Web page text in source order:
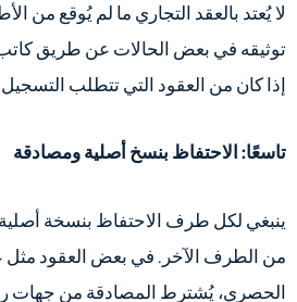
لا يُعتد بالعقد التجاري ما لم يُوقع من
توثيقه في بعض الحالات عن طريق
إذا كان من العقود التي تتطلب
تاسعًا: الاحتفاظ بنسخ أصلية ومصادقة
ينبغي لكل طرف الاحتفاظ بنسخة
من الطرف الآخر. في بعض العقود مثل
الحصري، يُشترط المصادقة من جهات